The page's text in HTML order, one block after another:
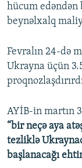
hücum
beynəlxalq
Fevralın 24-də
Ukrayna üçün
AYİB-in martın
“bir neçə aya
tezliklə
başlanacağı